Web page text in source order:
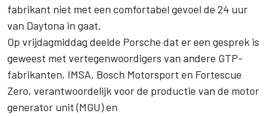
fabrikant niet met een comfortabel gevoel de 24 uur
van Daytona in gaat.
Op vrijdagmiddag deelde Porsche dat er een gesprek is
geweest met vertegenwoordigers van andere GTP-
fabrikanten, IMSA, Bosch Motorsport en Fortescue
Zero, verantwoordelijk voor de productie van de motor
generator unit (MGU) en